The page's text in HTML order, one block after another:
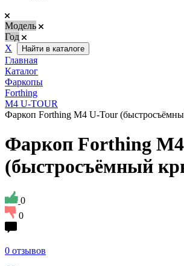
Модель
Год
Х
Найти в каталоге
Главная
Каталог
Фаркопы
Forthing
M4 U-TOUR
Фаркоп Forthing M4 U-Tour
Фаркоп Forthing
(быстросъёмный
0
0
0 отзывов